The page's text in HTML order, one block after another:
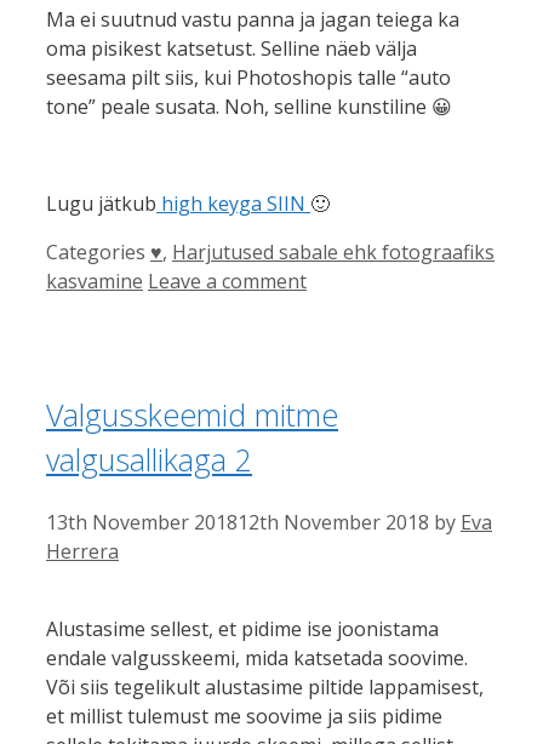
Ma ei suutnud vastu panna ja jagan teiega ka
oma pisikest katsetust. Selline näeb välja
seesama pilt siis, kui Photoshopis talle “auto
tone” peale susata. Noh, selline kunstiline 😀
Lugu jätkub high keyga SIIN 🙂
Categories ♥, Harjutused sabale ehk fotograafiks
kasvamine Leave a comment
Valgusskeemid mitme
valgusallikaga 2
13th November 201812th November 2018 by Eva
Herrera
Alustasime sellest, et pidime ise joonistama
endale valgusskeemi, mida katsetada soovime.
Või siis tegelikult alustasime piltide lappamisest,
et millist tulemust me soovime ja siis pidime